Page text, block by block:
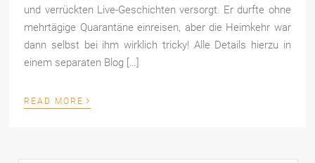
und verrückten Live-Geschichten versorgt. Er durfte ohne
mehrtägige Quarantäne einreisen, aber die Heimkehr war
dann selbst bei ihm wirklich tricky! Alle Details hierzu in
einem separaten Blog […]
READ MORE ›